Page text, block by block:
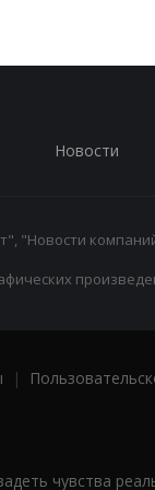
Новости
"Новости
|
чувства